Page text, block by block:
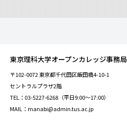
東京理科大学オープンカレッジ事務局
〒102-0072 東京都千代田区飯田橋4-10-1
セントラルプラザ2階
TEL：03-5227-6268（平日9:00～17:00）
MAIL：manabi@admin.tus.ac.jp